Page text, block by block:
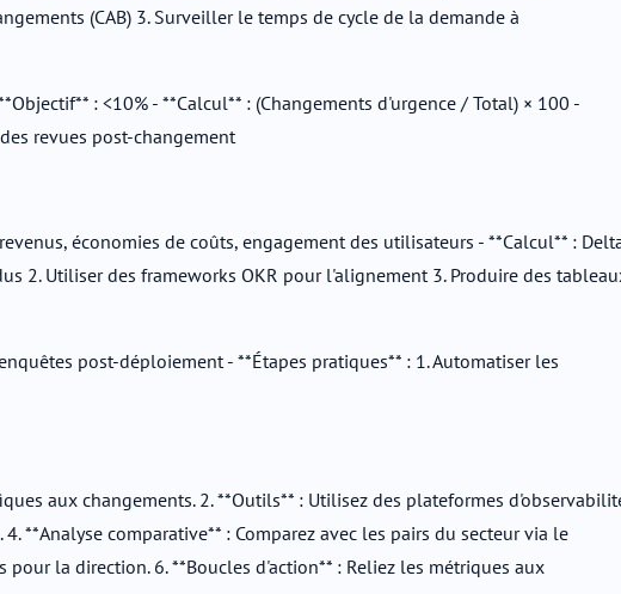
(CAB) 3. Surveiller le temps de cycle de la demande à
: <10% - **Calcul** : (Changements d'urgence / Total) × 100 -
revues post-changement
économies de coûts, engagement des utilisateurs - **Calcul** :
2. Utiliser des frameworks OKR pour l'alignement 3. Produire des
post-déploiement - **Étapes pratiques** : 1. Automatiser les
aux changements. 2. **Outils** : Utilisez des plateformes
**Analyse comparative** : Comparez avec les pairs du secteur via le
pour la direction. 6. **Boucles d'action** : Reliez les métriques aux